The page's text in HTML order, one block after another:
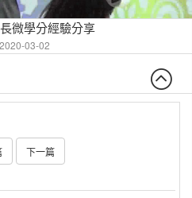
微學分經驗分享
03-02
下一篇